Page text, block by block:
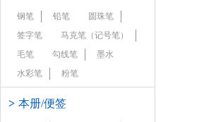
钢笔 铅笔
圆珠笔
签字笔
马克笔（记号笔）
毛笔
勾线笔
墨水
水彩笔
粉笔
> 本册/便签